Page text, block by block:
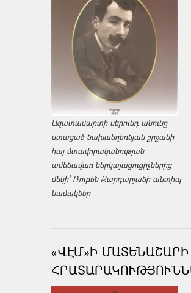
Ազատամարտի սերունդ անունը
ստացած նախաեղեռնյան շրջանի
հայ մտավորականության
ամենավառ ներկայացուցիչներից
մեկի՝ Ռուբեն Զարդարյանի անտիպ
նամակներ
«ՎԷՄ»Ի ՄԱՏԵՆԱՇԱՐԻ